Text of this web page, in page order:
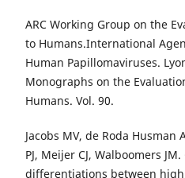
ARC Working Group on the
to Humans.International
Human Papillomaviruses.
Monographs on the
Humans. Vol. 90.
Jacobs MV, de Roda Husman
PJ, Meijer CJ, Walboomers
differentiations between